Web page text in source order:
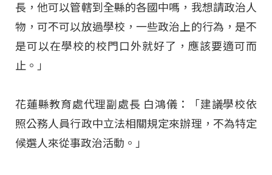
長，他可以管轄到全縣的各國中嗎，我想請政治人
物，可不可以放過學校，一些政治上的行為，是不
是可以在學校的校門口外就好了，應該要適可而
止。」
花蓮縣教育處代理副處長 白鴻儀：「建議學校依
照公務人員行政中立法相關規定來辦理，不為特定
候選人來從事政治活動。」